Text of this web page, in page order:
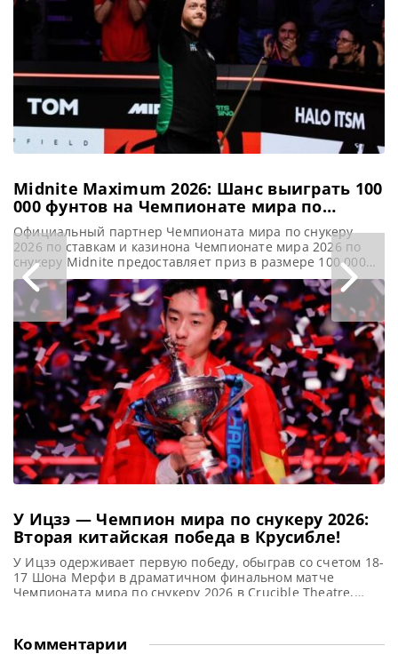
посещения
аттракциона.
Спортсмен,
занимающий 74-е
место в мировом
рейтинге,
продемонстрировал
многообещающие
Midnite Maximum 2026: Шанс выиграть 100
000 фунтов на Чемпионате мира по
снукеру
Официальный партнер Чемпионата мира по снукеру
2026 по ставкам и казинона Чемпионате мира 2026 по
снукеру Midnite предоставляет приз в размере 100 000
фунтов стерлингов за максимальный сенчури-брейк в
147 очков, сообщает WST Одно успешное действие может
кардинально изменить всё! На Чемпионате мира по
снукеру 2026 вновь стартует акция Midnite Maximum.
Участникам предлагается шанс выиграть
У Ицзэ — Чемпион мира по снукеру 2026:
Вторая китайская победа в Крусибле!
У Ицзэ одерживает первую победу, обыграв со счетом 18-
17 Шона Мерфи в драматичном финальном матче
Чемпионата мира по снукеру 2026 в Crucible Theatre,
после того, как финале он обыграл Шона Мерфи со
счётом 18-17. И продемонстрировал один из самых
Комментарии